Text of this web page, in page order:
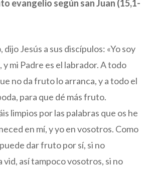
evangelio según san Juan (15,1-
dijo Jesús a sus discípulos: «Yo soy
y mi Padre es el labrador. A todo
no da fruto lo arranca, y a todo el
para que dé más fruto.
limpios por las palabras que os he
en mí, y yo en vosotros. Como
dar fruto por sí, si no
vid, así tampoco vosotros, si no